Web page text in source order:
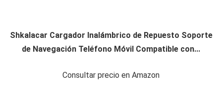
Shkalacar Cargador Inalámbrico de Repuesto Soporte
de Navegación Teléfono Móvil Compatible con...
Consultar precio en Amazon